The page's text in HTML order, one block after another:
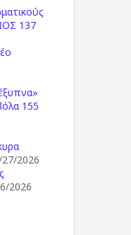
137
155
2026
2026